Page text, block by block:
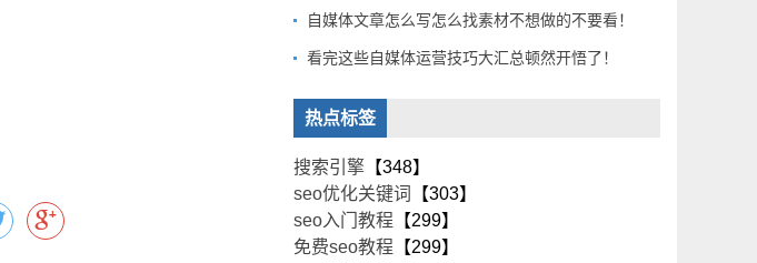
自媒体文章怎么写怎么找素材不想做的不要看！
看完这些自媒体运营技巧大汇总顿然开悟了！
热点标签
搜索引擎 【348】
seo优化关键词
【303】
seo入门教程 【299】
免费seo教程 【299】